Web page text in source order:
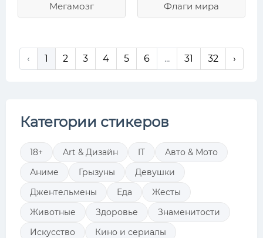
Мегамозг Флаги мира
‹ 1 2 3 4 5 6 ... 31 32 ›
Категории стикеров
18+ Art & Дизайн IT
Авто & Мото
Аниме
Грызуны
Девушки
Джентельмены
Еда
Жесты
Животные
Здоровье
Знаменитости
Искусство
Кино и сериалы